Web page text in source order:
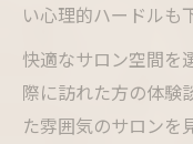
い心理的ハードルも
快適なサロン空間を
際に訪れた方の体験
た雰囲気のサロンを